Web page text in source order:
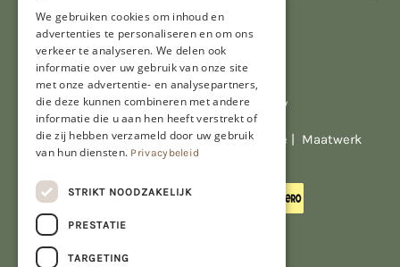
Al onze prijzen zijn incl. BTW
© Copyright 2026 Limburgs Bakwinkeltje | Maatwerk
website webmix
We gebruiken cookies om inhoud en
advertenties te personaliseren en om ons
verkeer te analyseren. We delen ook
informatie over uw gebruik van onze site
met onze advertentie- en analysepartners,
die deze kunnen combineren met andere
informatie die u aan hen heeft verstrekt of
die zij hebben verzameld door uw gebruik
van hun diensten. Privacybeleid
STRIKT NOODZAKELIJK
PRESTATIE
TARGETING